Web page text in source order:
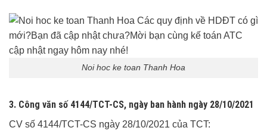
Noi hoc ke toan Thanh Hoa
3. Công văn số 4144/TCT-CS, ngày ban hành ngày 28/10/2021
CV số 4144/TCT-CS ngày 28/10/2021 của TCT: